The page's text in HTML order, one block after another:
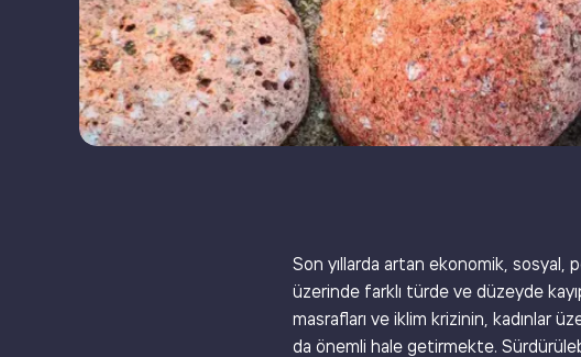
Son yıllarda artan ekonomik,
üzerinde farklı türde ve düzeyde
masrafları ve iklim krizinin, kadınlar
da önemli hale getirmekte.